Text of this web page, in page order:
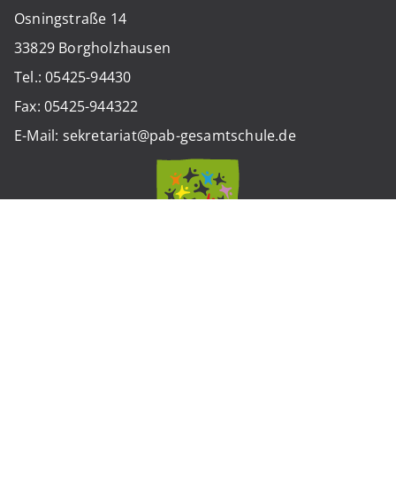
Osningstraße 14
33829 Borgholzhausen
Tel.: 05425-94430
Fax: 05425-944322
E-Mail: sekretariat@pab-gesamtschule.de